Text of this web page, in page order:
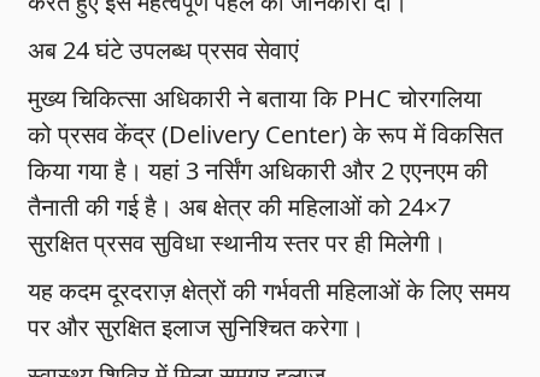
अब 24 घंटे उपलब्ध प्रसव सेवाएं
मुख्य चिकित्सा अधिकारी ने बताया कि PHC चोरगलिया
को प्रसव केंद्र (Delivery Center) के रूप में विकसित
किया गया है। यहां 3 नर्सिंग अधिकारी और 2 एएनएम की
तैनाती की गई है। अब क्षेत्र की महिलाओं को 24×7
सुरक्षित प्रसव सुविधा स्थानीय स्तर पर ही मिलेगी।
यह कदम दूरदराज़ क्षेत्रों की गर्भवती महिलाओं के लिए समय
पर और सुरक्षित इलाज सुनिश्चित करेगा।